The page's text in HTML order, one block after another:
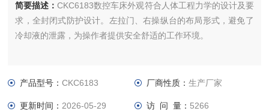
简要描述：CKC6183数控车床外观符合人体工程力学的设计及要
求，全封闭式防护设计。左拉门、右操纵台的布局形式，避免了
冷却液的泄露，为操作者提供安全舒适的工作环境。
产品型号：CKC6183 厂商性质： 生产厂家
更新时间： 2026-05-29 访 问 量： 5266